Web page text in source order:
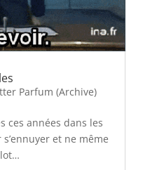
Parfum (Archive)
ces années dans les
et ne même